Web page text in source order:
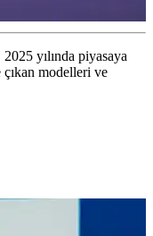
yılında piyasaya
çıkan modelleri ve